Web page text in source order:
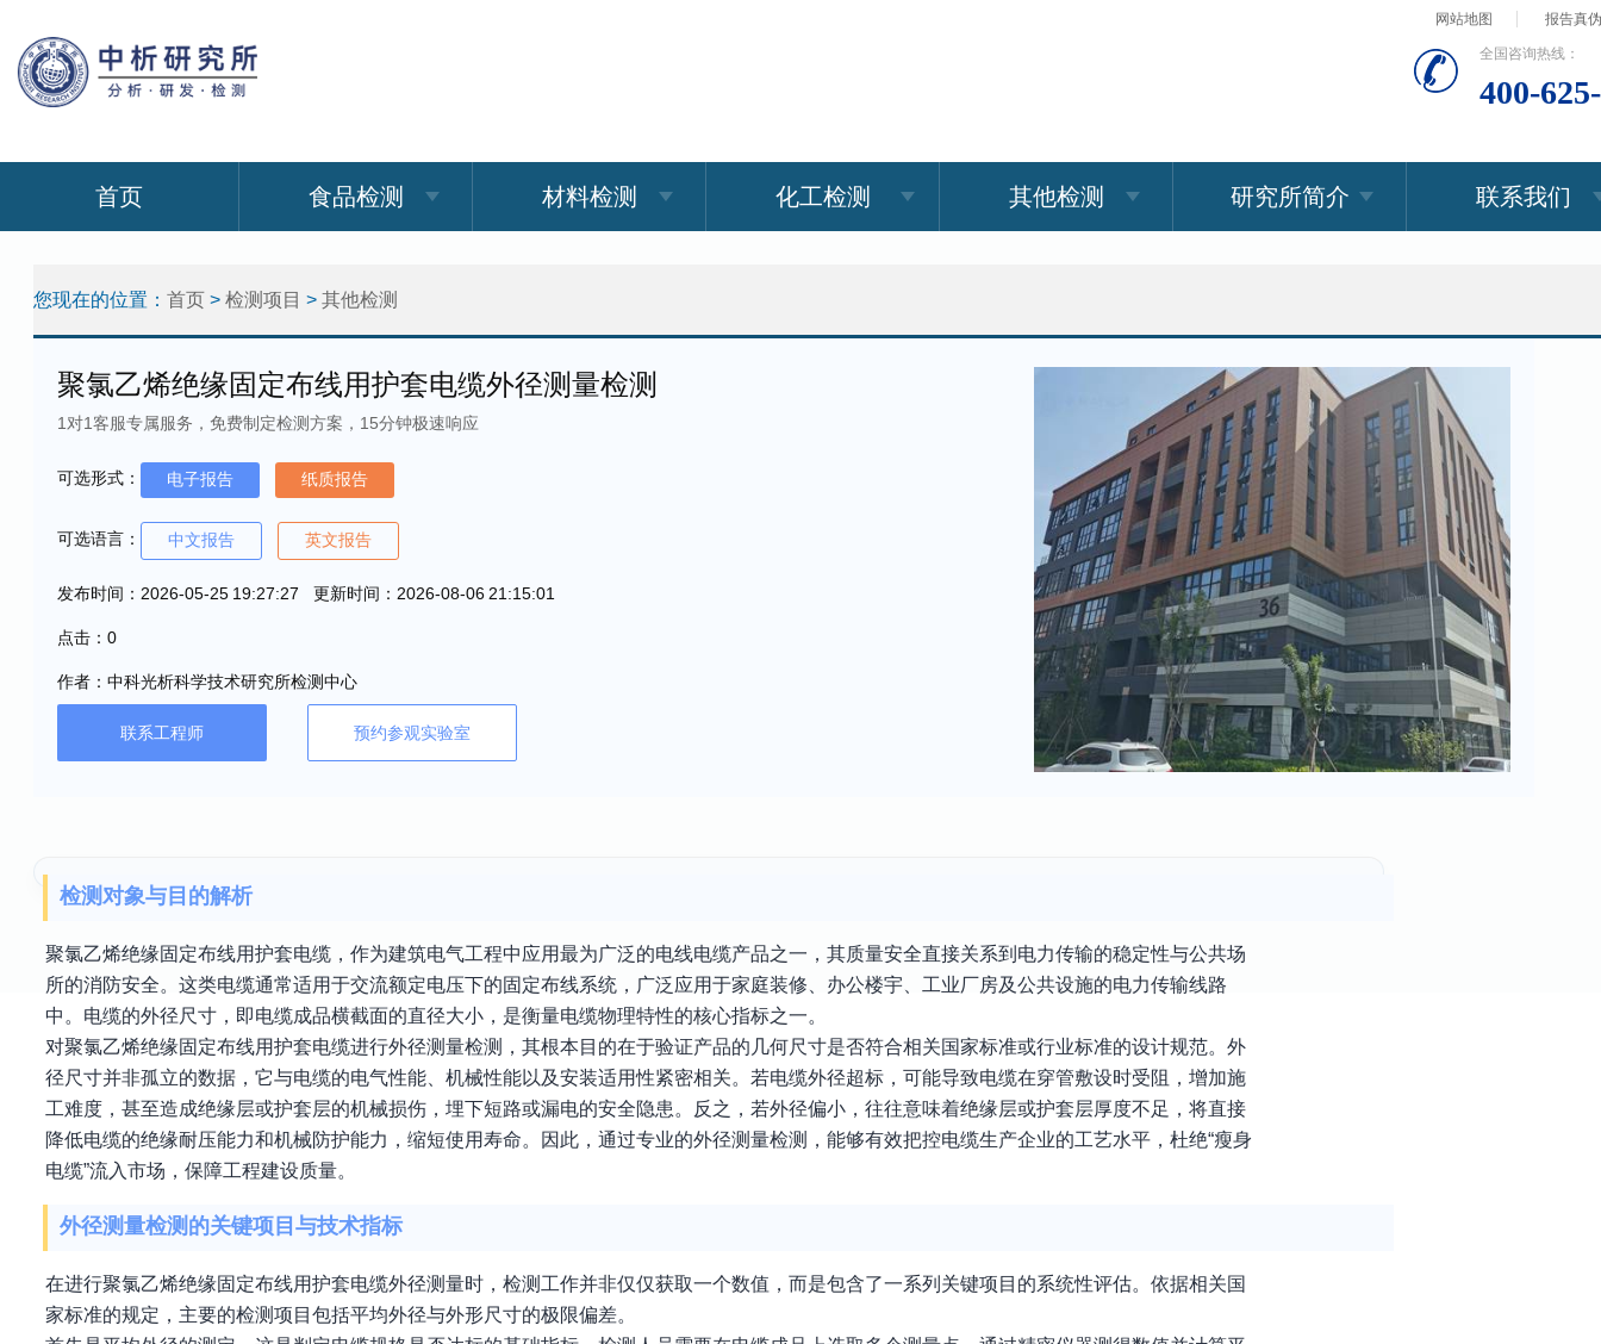
网站地图 报告真
全国咨询热线：
400-
首页 食品检测 材料检测 化工检测 其他检测 研究所简介 联系我们
您现在的位置： 首页 > 检测项目 > 其他检测
聚氯乙烯绝缘固定布线用护套电缆外径测量检测
1对1客服专属服务，免费制定检测方案，15分钟极速响应
可选形式： 电子报告 纸质报告
可选语言： 中文报告 英文报告
发布时间：2026-05-25 19:27:27 更新时间：2026-08-06 21:15:01
点击：0
作者：中科光析科学技术研究所检测中心
联系工程师 预约参观实验室
检测对象与目的解析
聚氯乙烯绝缘固定布线用护套电缆，作为建筑电气工程中应用最为广泛的电线电缆产品之一，其质量安全直接关系到电力传输的稳定性与公共场
所的消防安全。这类电缆通常适用于交流额定电压下的固定布线系统，广泛应用于家庭装修、办公楼宇、工业厂房及公共设施的电力传输线路
中。电缆的外径尺寸，即电缆成品横截面的直径大小，是衡量电缆物理特性的核心指标之一。
对聚氯乙烯绝缘固定布线用护套电缆进行外径测量检测，其根本目的在于验证产品的几何尺寸是否符合相关国家标准或行业标准的设计规范。外
径尺寸并非孤立的数据，它与电缆的电气性能、机械性能以及安装适用性紧密相关。若电缆外径超标，可能导致电缆在穿管敷设时受阻，增加施
工难度，甚至造成绝缘层或护套层的机械损伤，埋下短路或漏电的安全隐患。反之，若外径偏小，往往意味着绝缘层或护套层厚度不足，将直接
降低电缆的绝缘耐压能力和机械防护能力，缩短使用寿命。因此，通过专业的外径测量检测，能够有效把控电缆生产企业的工艺水平，杜绝“瘦身
电缆”流入市场，保障工程建设质量。
外径测量检测的关键项目与技术指标
在进行聚氯乙烯绝缘固定布线用护套电缆外径测量时，检测工作并非仅仅获取一个数值，而是包含了一系列关键项目的系统性评估。依据相关国
家标准的规定，主要的检测项目包括平均外径与外形尺寸的极限偏差。